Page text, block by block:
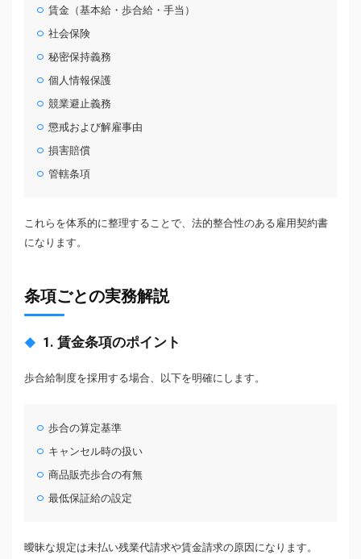
賃金（基本給・歩合給・手当）
社会保険
秘密保持義務
個人情報保護
競業避止義務
懲戒および解雇事由
損害賠償
管轄条項
これらを体系的に整理することで、法的整合性のある雇用契約書
になります。
条項ごとの実務解説
1. 賃金条項のポイント
歩合給制度を採用する場合、以下を明確にします。
歩合の算定基準
キャンセル時の扱い
商品販売歩合の有無
最低保証給の設定
曖昧な規定は未払い残業代請求や賃金請求の原因になります。